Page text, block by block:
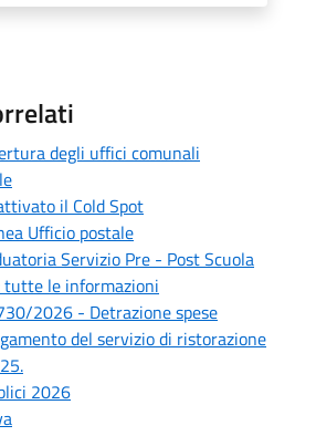
degli uffici comunali
il Cold Spot
Ufficio postale
Servizio Pre - Post Scuola
le informazioni
2026 - Detrazione spese
del servizio di ristorazione
2026